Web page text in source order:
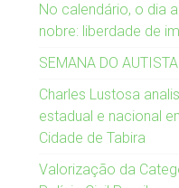
No calendário, o dia
nobre: liberdade de
SEMANA DO
Charles Lustosa
estadual e nacional
Cidade de Tabira
Valorização da